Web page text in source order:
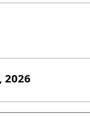
2026